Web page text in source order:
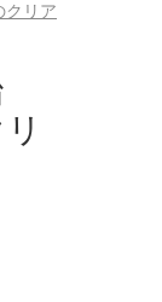
クリア